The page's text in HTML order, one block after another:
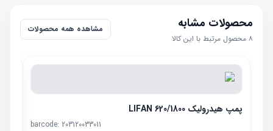
محصولات مشابه
۸ محصول مرتبط با این کالا
مشاهده همه محصولات
پمپ هیدرولیک LIFAN 620/1800
barcode: 203120033011